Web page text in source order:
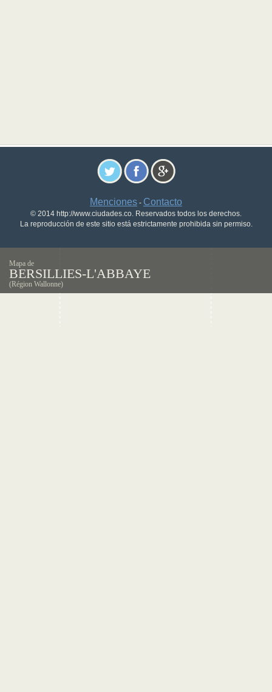
Menciones - Contacto
© 2014 http://www.ciudades.co. Reservados todos los derechos.
La reproducción de este sitio está estrictamente prohibida sin permiso.
Mapa de
BERSILLIES-L'ABBAYE
(Région Wallonne)